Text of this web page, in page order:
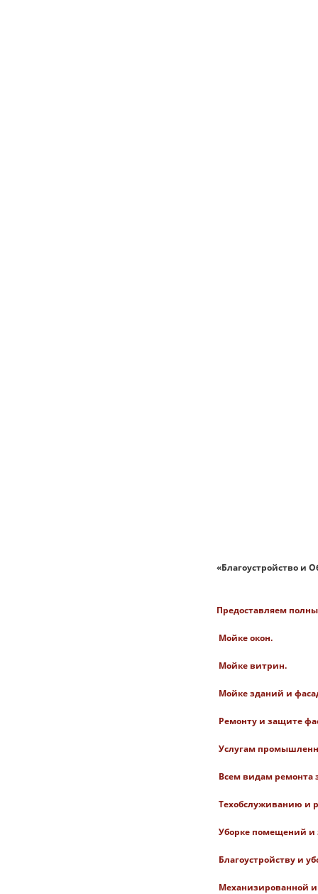
«Благоустройство и
Предоставляем
Мойке окон.
Мойке витрин.
Мойке зданий и
Ремонту и защите
Услугам
Всем видам
Техобслуживанию и
Уборке помещений и
Благоустройству и
Механизированной